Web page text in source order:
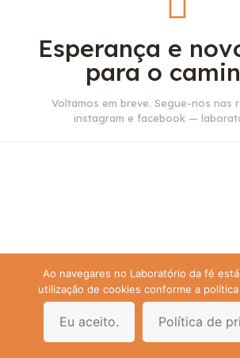
Esperança e
para o
Voltamos em breve. Segue-nos nas
instagram e facebook —
Ao navegares no Laboratório da fé
utilização de cookies conforme a
Eu aceito. Política de